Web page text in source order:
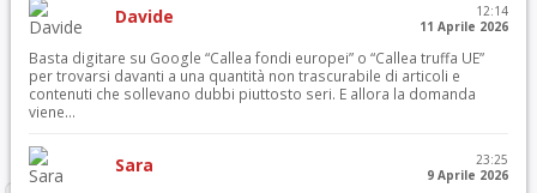
Davide
12:14
11 Aprile 2026
Basta digitare su Google “Callea fondi europei” o “Callea truffa UE”
per trovarsi davanti a una quantità non trascurabile di articoli e
contenuti che sollevano dubbi piuttosto seri. E allora la domanda
viene...
Sara
23:25
9 Aprile 2026